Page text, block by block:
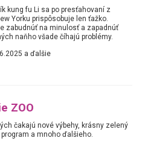
kung fu Li sa po presťahovaní z
Yorku prispôsobuje len ťažko.
zabudnúť na minulosť a zapadnúť
naňho všade číhajú problémy.
a ďalšie
ZOO
čakajú nové výbehy, krásny zelený
a mnoho ďalšieho.